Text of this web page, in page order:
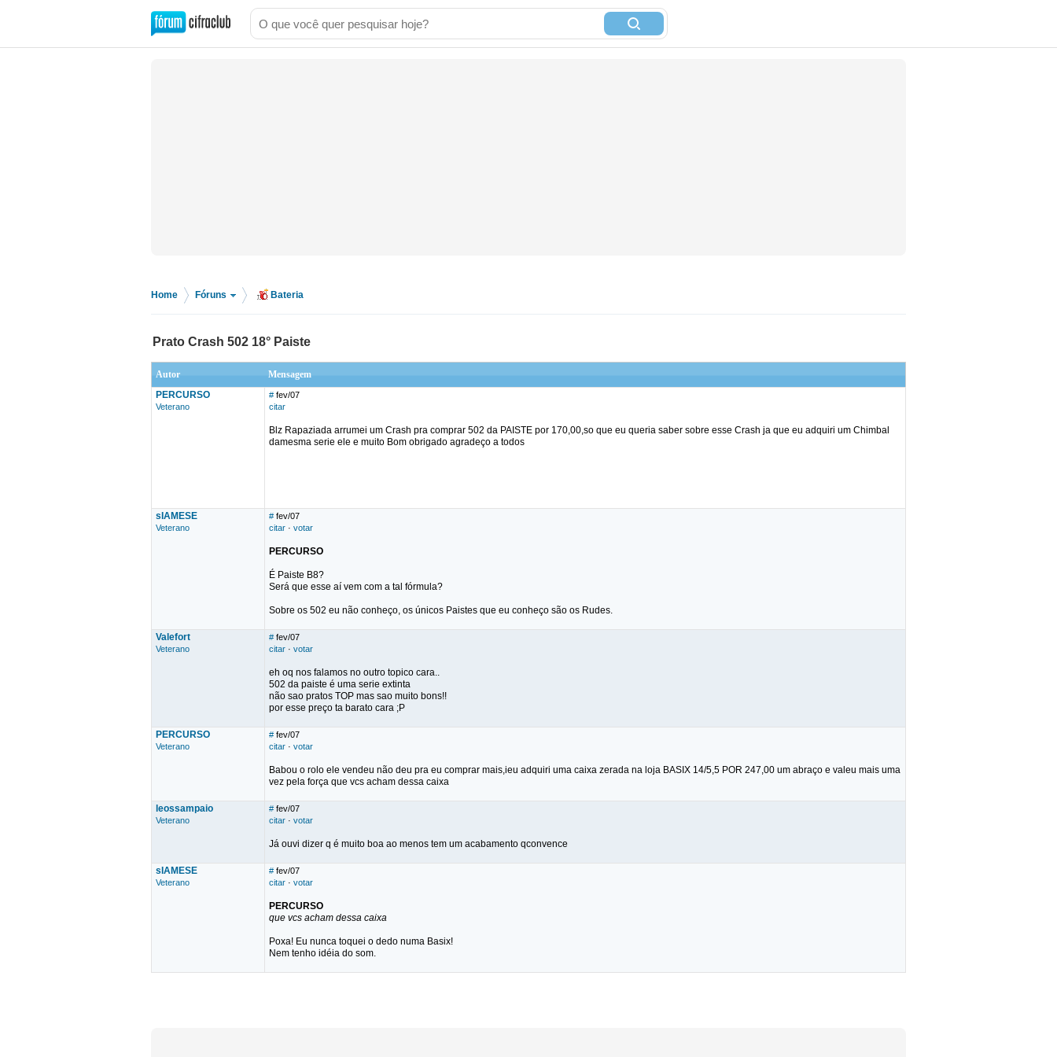
Home Fóruns Bateria
Prato Crash 502 18° Paiste
Autor
Mensagem
PERCURSO
Veterano
# fev/07
citar
Blz Rapaziada arrumei um Crash pra comprar 502 da PAISTE por 170,00,so que eu queria saber sobre esse Crash ja que eu adquiri um Chimbal
damesma serie ele e muito Bom obrigado agradeço a todos
sIAMESE
Veterano
# fev/07
citar · votar
PERCURSO
É Paiste B8?
Será que esse aí vem com a tal fórmula?
Sobre os 502 eu não conheço, os únicos Paistes que eu conheço são os Rudes.
Valefort
Veterano
# fev/07
citar · votar
eh oq nos falamos no outro topico cara..
502 da paiste é uma serie extinta
não sao pratos TOP mas sao muito bons!!
por esse preço ta barato cara ;P
PERCURSO
Veterano
# fev/07
citar · votar
Babou o rolo ele vendeu não deu pra eu comprar mais,ieu adquiri uma caixa zerada na loja BASIX 14/5,5 POR 247,00 um abraço e valeu mais uma
vez pela força que vcs acham dessa caixa
leossampaio
Veterano
# fev/07
citar · votar
Já ouvi dizer q é muito boa ao menos tem um acabamento qconvence
sIAMESE
Veterano
# fev/07
citar · votar
PERCURSO
que vcs acham dessa caixa
Poxa! Eu nunca toquei o dedo numa Basix!
Nem tenho idéia do som.